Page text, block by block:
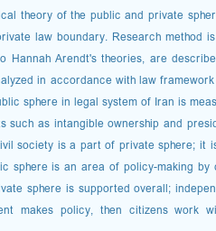
theory of the public and private
law boundary. Research method
Hannah Arendt's theories, are
in accordance with law
sphere in legal system of Iran is
such as intangible ownership and
society is a part of private sphere;
sphere is an area of policy-making
sphere is supported overall;
makes policy, then citizens work